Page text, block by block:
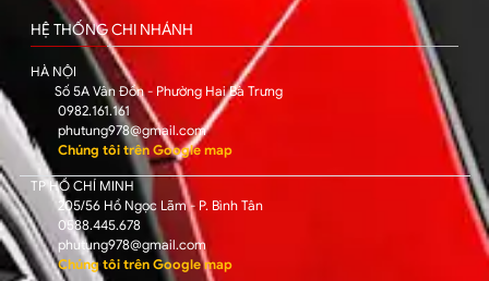
HỆ THỐNG CHI NHÁNH
HÀ NỘI
Số 5A Vân Đồn - Phường Hai Bà Trưng
0982.161.161
phutung978@gmail.com
Chúng tôi trên Google map
TP HỒ CHÍ MINH
205/56 Hồ Ngọc Lãm - P. Bình Tân
0588.445.678
phutung978@gmail.com
Chúng tôi trên Google map